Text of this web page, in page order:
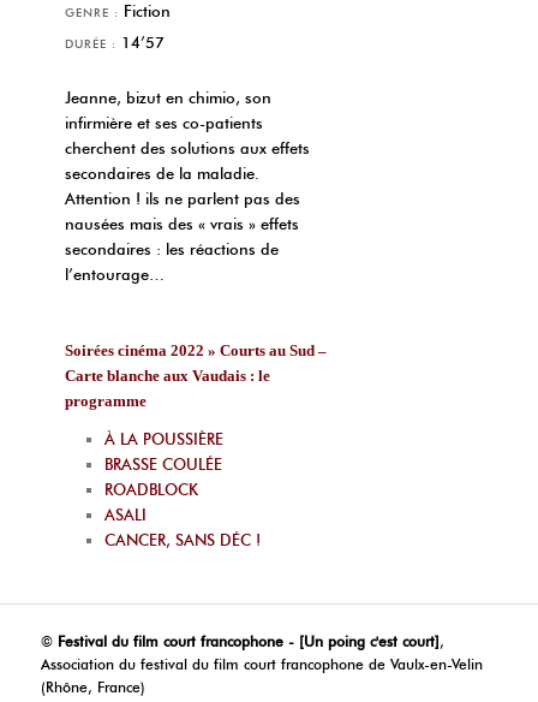
GENRE : Fiction
DURÉE : 14’57
Jeanne, bizut en chimio, son
infirmière et ses co-patients
cherchent des solutions aux effets
secondaires de la maladie.
Attention ! ils ne parlent pas des
nausées mais des « vrais » effets
secondaires : les réactions de
l’entourage…
Soirées cinéma 2022 » Courts au Sud –
Carte blanche aux Vaudais : le
programme
À LA POUSSIÈRE
BRASSE COULÉE
ROADBLOCK
ASALI
CANCER, SANS DÉC !
© Festival du film court francophone - [Un poing c'est court],
Association du festival du film court francophone de Vaulx-en-Velin
(Rhône, France)